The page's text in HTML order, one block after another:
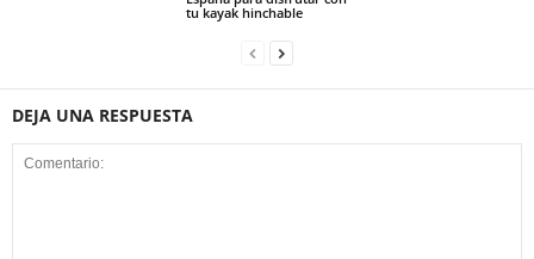
tu kayak hinchable
DEJA UNA RESPUESTA